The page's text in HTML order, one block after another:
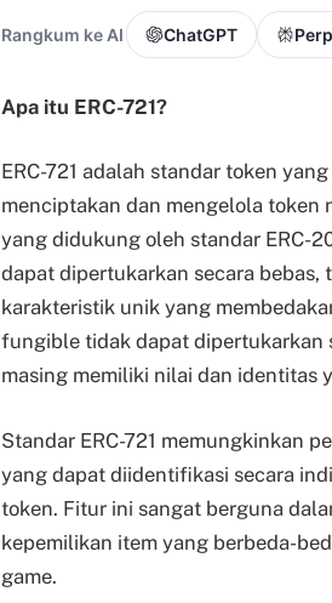
Rangkum ke AI ChatGPT
Apa itu ERC-721?
ERC-721 adalah standar token
menciptakan dan mengelola
yang didukung oleh standar ERC-
dapat dipertukarkan secara bebas,
karakteristik unik yang
fungible tidak dapat dipertukarkan
masing memiliki nilai dan identitas
Standar ERC-721 memungkinkan
yang dapat diidentifikasi secara
token. Fitur ini sangat berguna
kepemilikan item yang berbeda-
game.